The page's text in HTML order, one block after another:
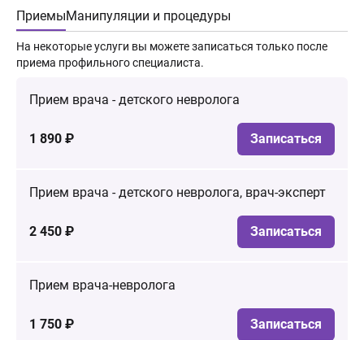
ПриемыМанипуляции и процедуры
На некоторые услуги вы можете записаться только после
приема профильного специалиста.
Прием врача - детского невролога
1 890 ₽ Записаться
Прием врача - детского невролога, врач-эксперт
2 450 ₽ Записаться
Прием врача-невролога
1 750 ₽ Записаться